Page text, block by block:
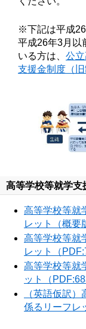
※下記は平成26
平成26年3月以
いる方は、 公
支援金制度（旧
高等学校等就学支
高等学校等就
レット（概要
高等学校等就
レット（
高等学校等就
ット（
（英語仮訳
係るリーフレ